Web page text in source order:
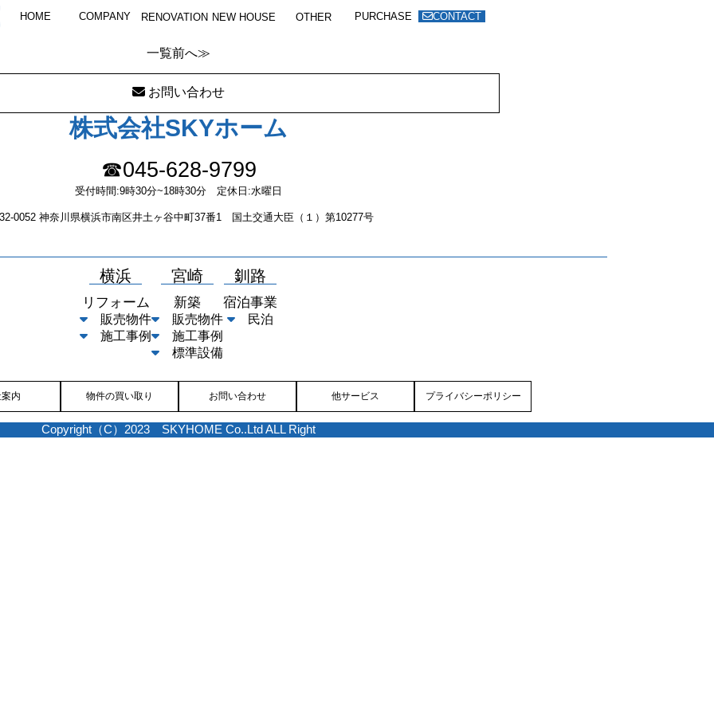
HOME COMPANY RENOVATION NEW HOUSE OTHER PURCHASE CONTACT
OLYMPUS DIGITAL CAMERA
一覧前へ≫
お問い合わせ
株式会社SKYホーム
☎045-628-9799
受付時間:9時30分~18時30分 定休日:水曜日
0052 神奈川県横浜市南区井土ヶ谷中町37番1 国土交通大臣（１）第10277号
横浜
リフォーム
販売物件
施工事例
宮崎
新築
販売物件
施工事例
標準設備
釧路
宿泊事業
民泊
内 物件の買い取り お問い合わせ 他サービス プライバシーポリシー
Copyright（C）2023 SKYHOME Co..Ltd ALL Right